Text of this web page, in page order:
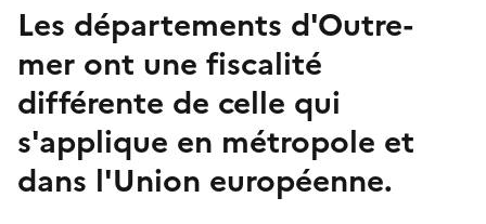
Les départements d'Outre-
mer ont une fiscalité
différente de celle qui
s'applique en métropole et
dans l'Union européenne.